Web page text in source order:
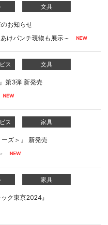
文具
お知らせ
けパンチ現物も展示～
ス 文具
第3弾 新発売
ス 家具
ーズ＞』 新発売
家具
ク東京2024』